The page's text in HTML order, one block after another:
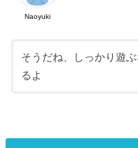
Naoyuki
そうだね、しっかり遊
るよ